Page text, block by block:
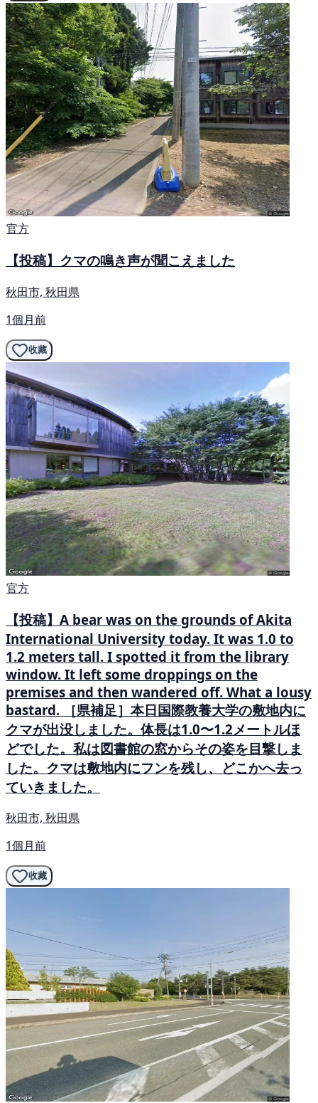
官方
【投稿】クマの鳴き声が聞こえました
秋田市, 秋田県
1個月前
收藏
官方
【投稿】A bear was on the grounds of Akita
International University today. It was 1.0 to
1.2 meters tall. I spotted it from the library
window. It left some droppings on the
premises and then wandered off. What a lousy
bastard. ［県補足］本日国際教養大学の敷地内に
クマが出没しました。体長は1.0〜1.2メートルほ
どでした。私は図書館の窓からその姿を目撃しま
した。クマは敷地内にフンを残し、どこかへ去っ
ていきました。
秋田市, 秋田県
1個月前
收藏